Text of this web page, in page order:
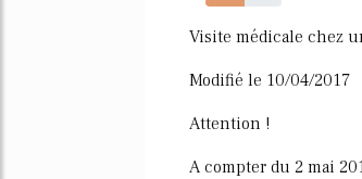
51%
Visite médicale chez
Modifié le 10/04/2017
Attention !
A compter du 2 mai